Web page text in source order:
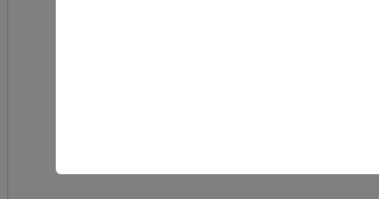
Perazzi SC1 calibro 20 rif.F25-